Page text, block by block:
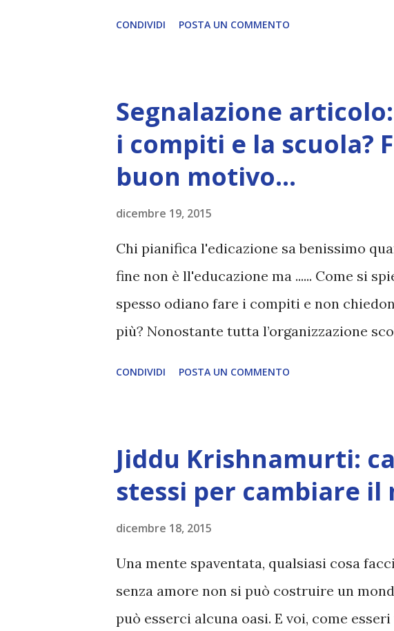
realizzazione-creazione, il nostro
archetipa. buon Natale, buona Rinascita,
CONDIVIDI POSTA UN COMMENTO
Segnalazione
i compiti e la scuola?
buon motivo…
dicembre 19, 2015
Chi pianifica l'edicazione sa benissimo
fine non è ll'educazione ma ...... Come si
spesso odiano fare i compiti e non
più? Nonostante tutta l’organizzazione
CONDIVIDI POSTA UN COMMENTO
Jiddu Krishnamurti:
stessi per cambiare il
dicembre 18, 2015
Una mente spaventata, qualsiasi cosa
senza amore non si può costruire un
può esserci alcuna oasi. E voi, come